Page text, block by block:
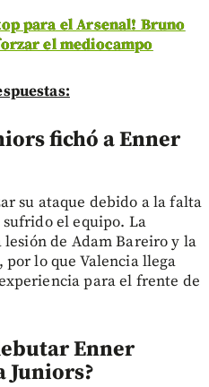
para el Arsenal! Bruno
el mediocampo
fichó a Enner
su ataque debido a la falta
el equipo. La
de Adam Bareiro y la
por lo que Valencia llega
para el frente de
Enner
Juniors?